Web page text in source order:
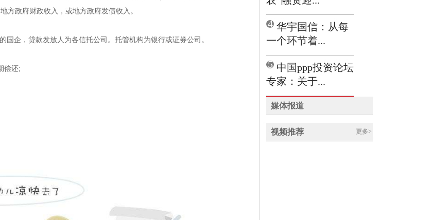
方政府财政收入，或地方政府发债收入。
国企，贷款发放人为各信托公司。托管机构为银行或证券公司。
偿还;
4 华宇国信：从每
一个环节着...
5 中国ppp投资论坛
专家：关于...
媒体报道
视频推荐 更多>